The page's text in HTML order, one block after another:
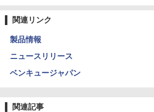
関連リンク
製品情報
ニュースリリース
ベンキュージャパン
関連記事